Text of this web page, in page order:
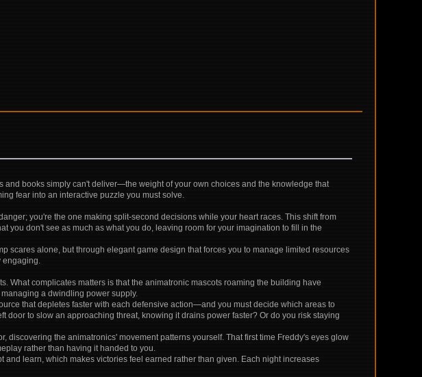
books simply can't deliver—the weight of your own choices and the knowledge that
fear into an interactive puzzle you must solve.
you're the one making split-second decisions while your heart races. This shift from
you don't see as much as what you do, leaving room for your imagination to fill in the
scares alone, but through elegant game design that forces you to manage limited resources
engaging.
What complicates matters is that the animatronic mascots roaming the building have
a dwindling power supply.
that depletes faster with each defensive action—and you must decide which areas to
to slow an approaching threat, knowing it drains power faster? Or do you risk staying
the animatronics' movement patterns yourself. That first time Freddy's eyes glow
rather than having it handed to you.
learn, which makes victories feel earned rather than given. Each night increases